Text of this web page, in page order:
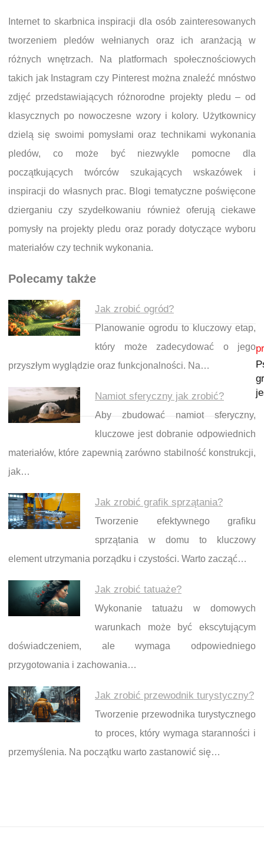
Internet to skarbnica inspiracji dla osób zainteresowanych
tworzeniem pledów wełnianych oraz ich aranżacją w
różnych wnętrzach. Na platformach społecznościowych
takich jak Instagram czy Pinterest można znaleźć mnóstwo
zdjęć przedstawiających różnorodne projekty pledu – od
klasycznych po nowoczesne wzory i kolory. Użytkownicy
dzielą się swoimi pomysłami oraz technikami wykonania
pledów, co może być niezwykle pomocne dla
początkujących twórców szukających wskazówek i
inspiracji do własnych prac. Blogi tematyczne poświęcone
dzierganiu czy szydełkowaniu również oferują ciekawe
pomysły na projekty pledu oraz porady dotyczące wyboru
materiałów czy technik wykonania.
Polecamy także
Jak zrobić ogród?
Planowanie ogrodu to kluczowy etap,
który może zadecydować o jego
przyszłym wyglądzie oraz funkcjonalności. Na…
Namiot sferyczny jak zrobić?
Aby zbudować namiot sferyczny,
kluczowe jest dobranie odpowiednich
materiałów, które zapewnią zarówno stabilność konstrukcji,
jak…
Jak zrobić grafik sprzątania?
Tworzenie efektywnego grafiku
sprzątania w domu to kluczowy
element utrzymania porządku i czystości. Warto zacząć…
Jak zrobić tatuaże?
Wykonanie tatuażu w domowych
warunkach może być ekscytującym
doświadczeniem, ale wymaga odpowiedniego
przygotowania i zachowania…
Jak zrobić przewodnik turystyczny?
Tworzenie przewodnika turystycznego
to proces, który wymaga staranności i
przemyślenia. Na początku warto zastanowić się…
Nawigacja wpisu